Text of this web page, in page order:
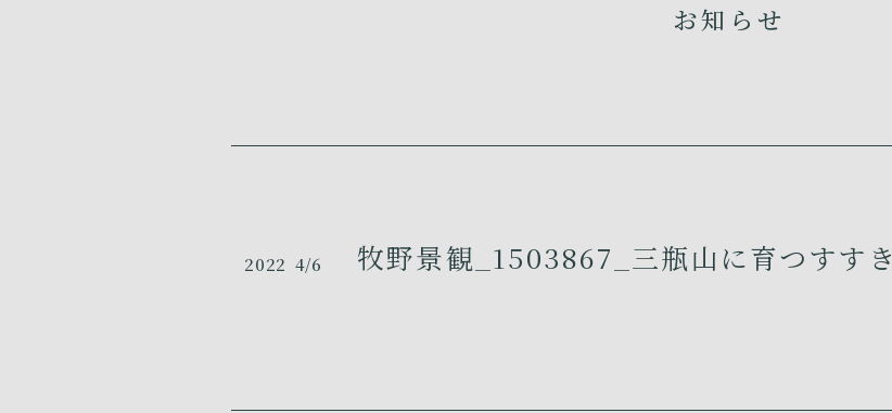
お知らせ
2022 4/6 牧野景観_1503867_三瓶山に育つすすき